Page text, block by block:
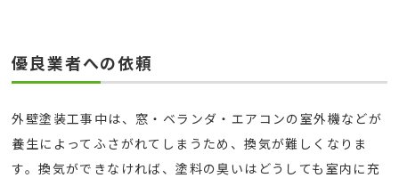
優良業者への依頼
外壁塗装工事中は、窓・ベランダ・エアコンの室外機などが
養生によってふさがれてしまうため、換気が難しくなりま
す。換気ができなければ、塗料の臭いはどうしても室内に充